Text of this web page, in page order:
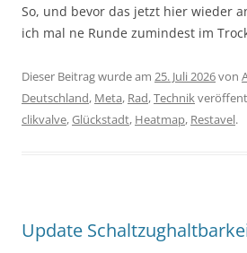
So, und bevor das jetzt hier wieder
ich mal ne Runde zumindest im
Dieser Beitrag wurde am 25. Juli 2026von
Deutschland, Meta, Rad,Technik
clikvalve,Glückstadt, Heatmap, Restavel.
Update